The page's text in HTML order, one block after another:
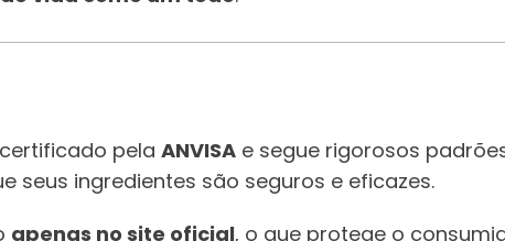
pela ANVISA e segue rigorosos
seus ingredientes são seguros e eficazes.
apenas no site oficial, o que protege o